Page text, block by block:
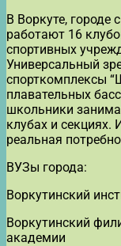
В Воркуте, городе
работают 16
спортивных
Универсальный
спорткомплексы
плавательных
школьники
клубах и секциях.
реальная
ВУЗы города:
Воркутинский
Воркутинский
академии